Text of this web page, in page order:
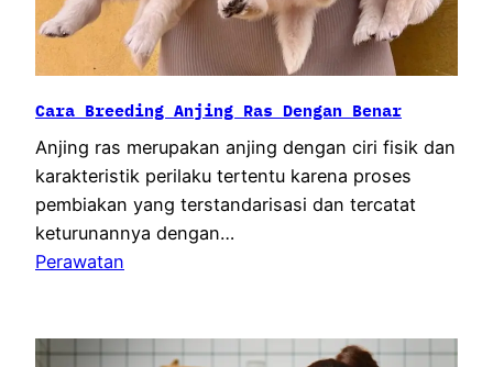
Cara Breeding Anjing Ras Dengan Benar
Anjing ras merupakan anjing dengan ciri fisik dan
karakteristik perilaku tertentu karena proses
pembiakan yang terstandarisasi dan tercatat
keturunannya dengan…
Perawatan